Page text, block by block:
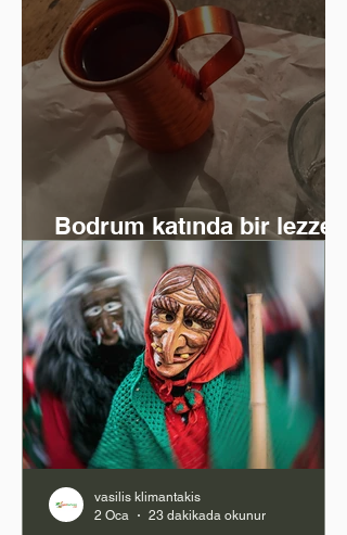
vasilis klimantakis
2 Oca
23 dakikada okunur
Bodrum katında bir lezzet
ve zaman yolculuğu